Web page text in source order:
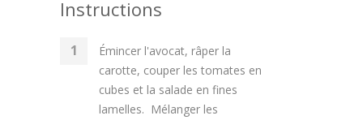
Instructions
Émincer l'avocat, râper la
carotte, couper les tomates en
cubes et la salade en fines
lamelles. Mélanger les